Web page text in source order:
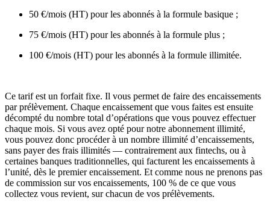
50 €/mois (HT) pour les abonnés à la formule basique ;
75 €/mois (HT) pour les abonnés à la formule plus ;
100 €/mois (HT) pour les abonnés à la formule illimitée.
Ce tarif est un forfait fixe. Il vous permet de faire des encaissements
par prélèvement. Chaque encaissement que vous faites est ensuite
décompté du nombre total d’opérations que vous pouvez effectuer
chaque mois. Si vous avez opté pour notre abonnement illimité,
vous pouvez donc procéder à un nombre illimité d’encaissements,
sans payer des frais illimités — contrairement aux fintechs, ou à
certaines banques traditionnelles, qui facturent les encaissements à
l’unité, dès le premier encaissement. Et comme nous ne prenons pas
de commission sur vos encaissements, 100 % de ce que vous
collectez vous revient, sur chacun de vos prélèvements.